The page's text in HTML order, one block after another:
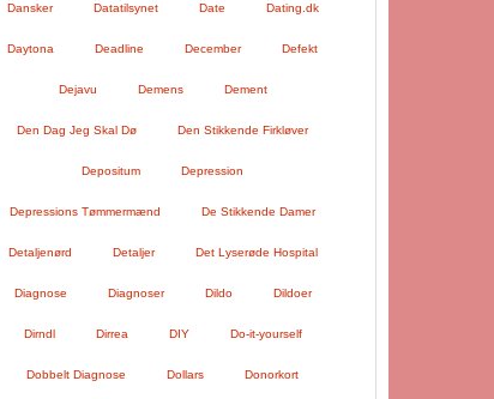
Dansker Datatilsynet Date Dating.dk
Daytona Deadline December Defekt
Dejavu Demens Dement
Den Dag Jeg Skal Dø Den Stikkende Firkløver
Depositum Depression
Depressions Tømmermænd De Stikkende Damer
Detaljenørd Detaljer Det Lyserøde Hospital
Diagnose Diagnoser Dildo Dildoer
Dirndl Dirrea DIY Do-it-yourself
Dobbelt Diagnose Dollars Donorkort